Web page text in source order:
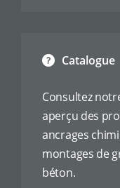
Catalogue
Consultez
aperçu des
ancrages
montages de
béton.